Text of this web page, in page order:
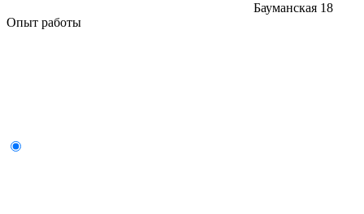
Бауманская 18
Опыт работы